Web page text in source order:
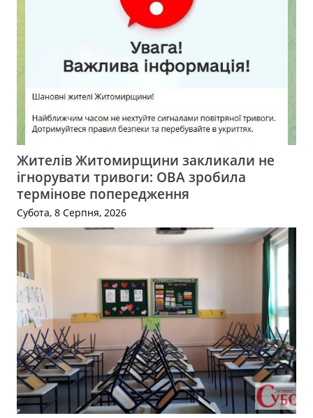
Жителів Житомирщини закликали не
ігнорувати тривоги: ОВА зробила
термінове попередження
Субота, 8 Серпня, 2026